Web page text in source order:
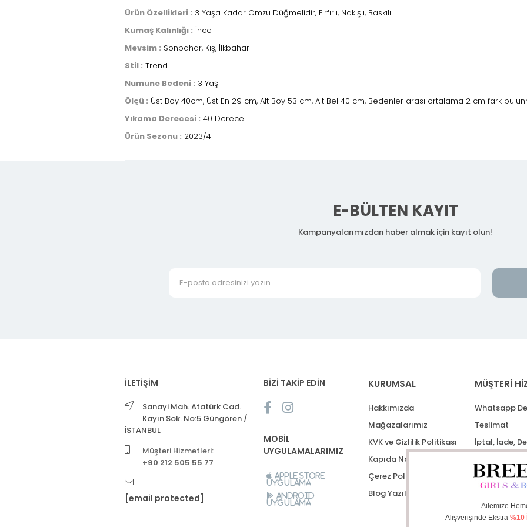
Ürün Özellikleri : 3 Yaşa Kadar Omzu Düğmelidir, Fırfırlı, Nakışlı, Baskılı
Kumaş Kalınlığı : İnce
Mevsim : Sonbahar, Kış, İlkbahar
Stil : Trend
Numune Bedeni : 3 Yaş
Ölçü : Üst Boy 40cm, Üst En 29 cm, Alt Boy 53 cm, Alt Bel 40 cm, Bedenler arası ortalama 2 cm fark
Yıkama Derecesi : 40 Derece
Ürün Sezonu : 2023/4
E-BÜLTEN KAYIT
Kampanyalarımızdan haber almak için kayıt olun!
İLETİŞİM
Sanayi Mah. Atatürk Cad.
Kayın Sok. No:5 Güngören /
İSTANBUL
Müşteri Hizmetleri:
+90 212 505 55 77
[email protected]
BİZİ TAKİP EDİN
MOBİL
UYGULAMALARIMIZ
Apple Store
Uygulama
Android
Uygulama
KURUMSAL
Hakkımızda
Mağazalarımız
KVK ve Gizlilik Politikası
Kapıda Nakit Ödeme
Çerez Politikası
Blog Yazıları
MÜŞTERİ
Whatsapp
Teslimat
İptal, İade,